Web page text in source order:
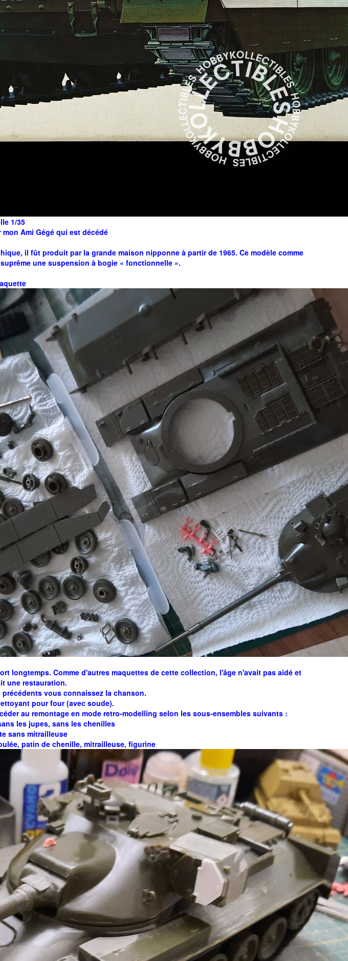
1/35
Ami Gégé qui est décédé
il fût produit par la grande maison nipponne à partir de 1965. Ce modèle comme
une suspension à bogie « fonctionnelle ».
longtemps. Comme d'autres maquettes de cette collection, l'âge n'avait pas aidé et
une restauration.
vous connaissez la chanson.
pour four (avec soude).
au remontage en mode retro-modelling selon les sous-ensembles suivants :
les jupes, sans les chenilles
sans mitrailleuse
patin de chenille, mitrailleuse, figurine